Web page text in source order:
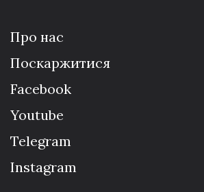
Про нас
Поскаржитися
Facebook
Youtube
Telegram
Instagram